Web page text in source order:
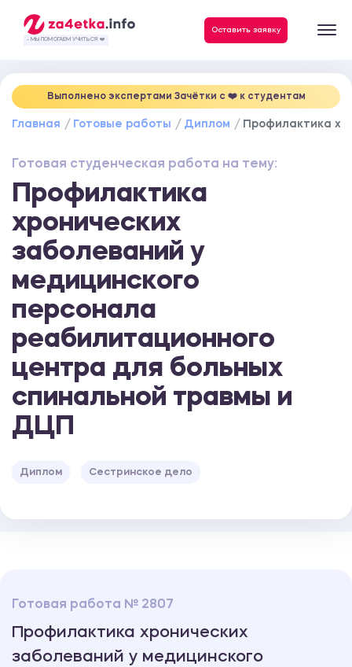
- МЫ ПОМОГАЕМ УЧИТЬСЯ ❤️
Оставить заявку
Выполнено экспертами Зачётки c ❤️ к студентам
Главная Готовые работы Диплом Профилактика
Готовая студенческая работа на тему:
Профилактика
хронических
заболеваний у
медицинского
персонала
реабилитационного
центра для больных
спинальной травмы и
ДЦП
Диплом Сестринское дело
Готовая работа № 2807
Профилактика хронических
заболеваний у медицинского